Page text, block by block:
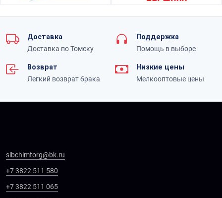
Доставка
Доставка по Томску
Поддержка
Помощь в выборе
Возврат
Легкий возврат брака
Низкие цены
Мелкооптовые цены
sibchimtorg@bk.ru
+7 3822 511 580
+7 3822 511 065